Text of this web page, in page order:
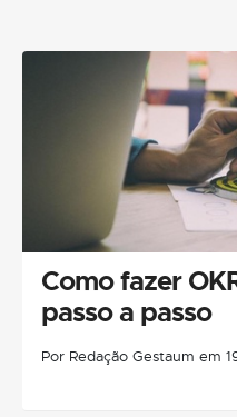
Como fazer
passo a passo
Por Redação Gestaum em